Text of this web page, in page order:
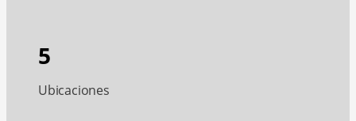
5
Ubicaciones